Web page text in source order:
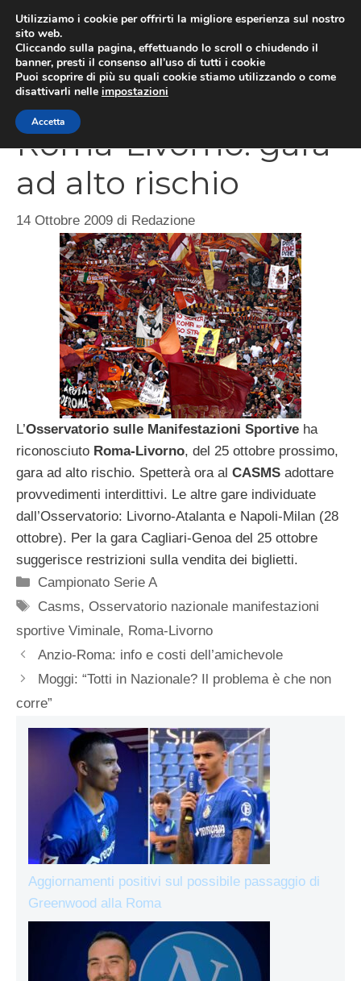
contenuto
Roma-Livorno: gara
ad alto rischio
14 Ottobre 2009 di Redazione
L’Osservatorio sulle Manifestazioni Sportive ha
riconosciuto Roma-Livorno, del 25 ottobre prossimo,
gara ad alto rischio. Spetterà ora al CASMS adottare
provvedimenti interdittivi. Le altre gare individuate
dall’Osservatorio: Livorno-Atalanta e Napoli-Milan (28
ottobre). Per la gara Cagliari-Genoa del 25 ottobre
suggerisce restrizioni sulla vendita dei biglietti.
Categorie
Campionato Serie A
Tag
Casms,Osservatorio nazionale manifestazioni
sportive Viminale, Roma-Livorno
Anzio-Roma: info e costi dell’amichevole
Moggi: “Totti in Nazionale? Il problema è che non
corre”
Aggiornamenti positivi sul possibile passaggio di
Greenwood alla Roma
Utilizziamo i cookie per offrirti la migliore esperienza sul nostro
sito web.
Cliccando sulla pagina, effettuando lo scroll o chiudendo il
banner, presti il consenso all’uso di tutti i cookie
Puoi scoprire di più su quali cookie stiamo utilizzando o come
disattivarli nelle impostazioni
Accetta